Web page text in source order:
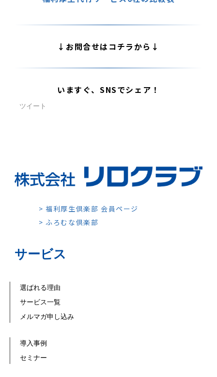
↓お問合せはコチラから↓
いますぐ、SNSでシェア！
ツイート
> 福利厚生倶楽部 会員ページ
> ふろむな倶楽部
サービス
選ばれる理由
サービス一覧
メルマガ申し込み
導入事例
セミナー